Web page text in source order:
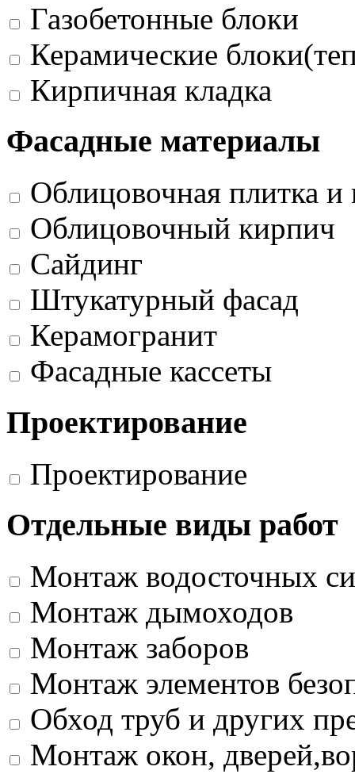
Газобетонные блоки
Керамические
Кирпичная кладка
Фасадные материалы
Облицовочная плитка и
Облицовочный кирпич
Сайдинг
Штукатурный фасад
Керамогранит
Фасадные кассеты
Проектирование
Проектирование
Отдельные виды работ
Монтаж водосточных
Монтаж дымоходов
Монтаж заборов
Монтаж элементов
Обход труб и других
Монтаж окон,